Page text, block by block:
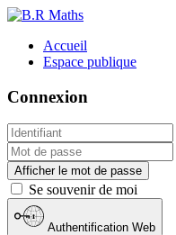
Accueil
Espace publique
Connexion
Afficher le mot de passe
Se souvenir de moi
Authentification Web